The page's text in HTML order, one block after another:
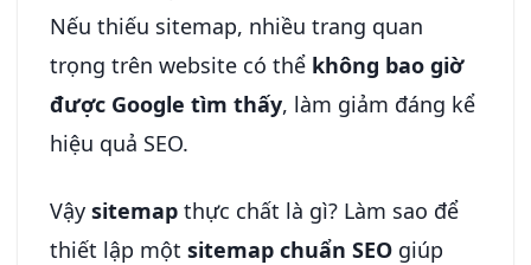
Nếu thiếu sitemap, nhiều trang quan
trọng trên website có thể không bao giờ
được Google tìm thấy, làm giảm đáng kể
hiệu quả SEO.
Vậy sitemap thực chất là gì? Làm sao để
thiết lập một sitemap chuẩn SEO giúp